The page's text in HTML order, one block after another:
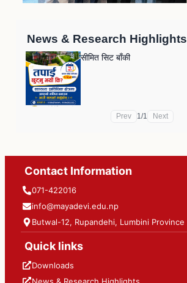
News & Research Highlights
सीमित सिट बाँकी
Prev 1/1 Next
Contact Information
071-422016
info@mayadevi.edu.np
Butwal-12, Rupandehi, Lumbini Province
Quick links
Downloads
News & Research Highlights